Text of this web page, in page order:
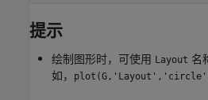
提示
绘制图形时，可使用 Layout 名
如，